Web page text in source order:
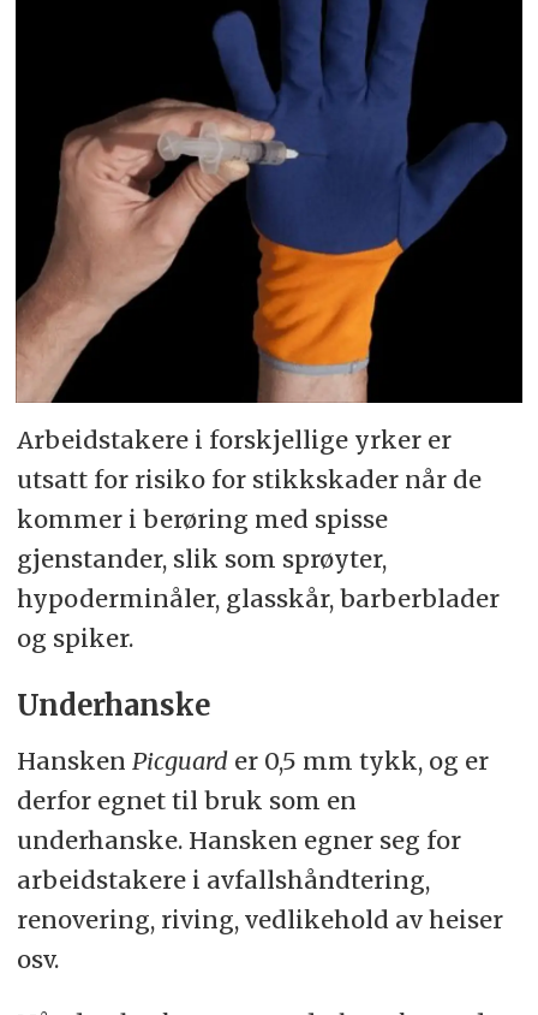
Arbeidstakere i forskjellige yrker er
utsatt for risiko for stikkskader når de
kommer i berøring med spisse
gjenstander, slik som sprøyter,
hypoderminåler, glasskår, barberblader
og spiker.
Underhanske
Hansken Picguarder 0,5 mm tykk, og er
derfor egnet til bruk som en
underhanske. Hansken egner seg for
arbeidstakere i avfallshåndtering,
renovering, riving, vedlikehold av heiser
osv.